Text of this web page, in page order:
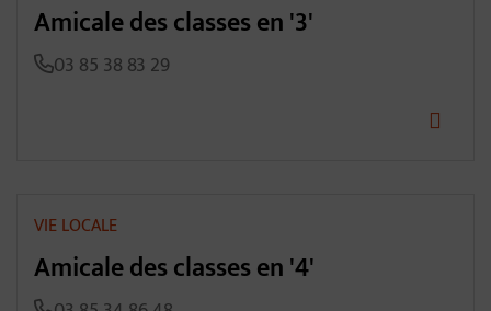
Amicale des classes en '3'
03 85 38 83 29
VIE LOCALE
Amicale des classes en '4'